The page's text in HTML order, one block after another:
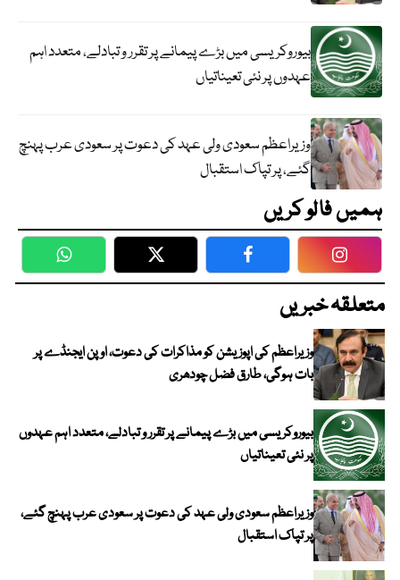
بیوروکریسی میں بڑے پیمانے پر تقرر و تبادلے، متعدد اہم
عہدوں پر نئی تعیناتیاں
وزیراعظم سعودی ولی عہد کی دعوت پر سعودی عرب پہنچ
گئے، پر تپاک استقبال
ہمیں فالو کریں
WhatsApp Twitter Facebook
متعلقہ خبریں
وزیراعظم کی اپوزیشن کو مذاکرات کی دعوت، اوپن ایجنڈے پر
بات ہوگی، طارق فضل چودھری
بیوروکریسی میں بڑے پیمانے پر تقرر و تبادلے، متعدد اہم عہدوں
پر نئی تعیناتیاں
وزیراعظم سعودی ولی عہد کی دعوت پر سعودی عرب پہنچ گئے،
پر تپاک استقبال